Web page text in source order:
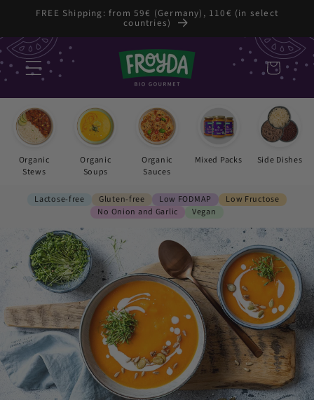
Skip to
FREE Shipping: from 59€ (Germany), 110€ (in select
countries)
Cart
Organic
Stews
Organic
Soups
Organic
Sauces
Mixed Packs Side Dishes
Lactose-free Gluten-free Low FODMAP
Low Fructose
No Onion and Garlic
Vegan